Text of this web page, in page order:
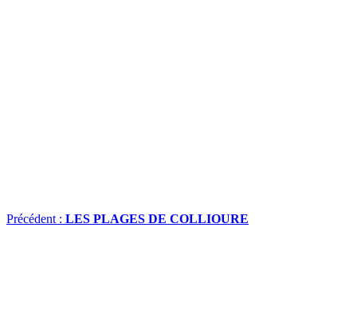
Précédent : LES PLAGES DE COLLIOURE